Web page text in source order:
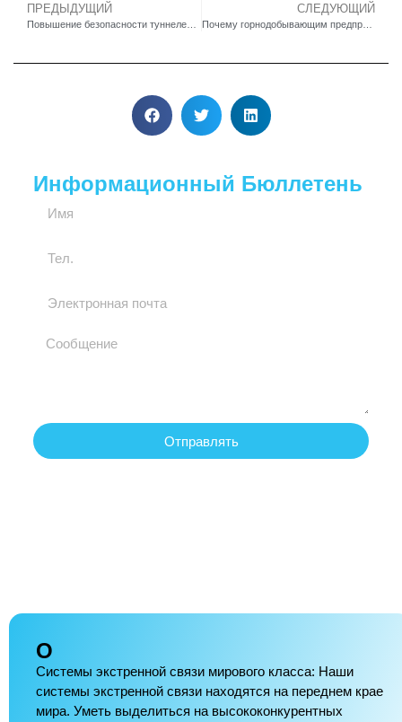
ПРЕДЫДУЩИЙ СЛЕДУЮЩИЙ
Почему горнодобывающим предприятиям следует перейти на мощные VoIP-телефоны для повышения надежности?
Информационный Бюллетень
Отправлять
О
Системы экстренной связи мирового класса: Наши
системы экстренной связи находятся на переднем крае
мира. Уметь выделиться на высококонкурентных